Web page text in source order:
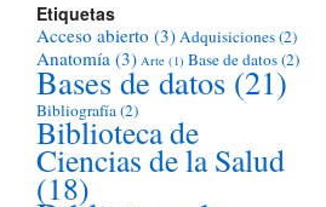
Etiquetas
Acceso abierto (3)Adquisiciones(2)
Anatomía (3) Arte (1) Base de datos(2)
Bases de datos (21)
Bibliografía(2)
Biblioteca de
Ciencias de la Salud
(18)